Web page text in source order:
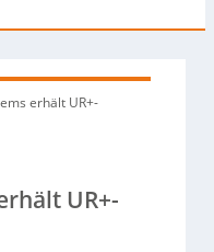
erhält UR+-
UR+-